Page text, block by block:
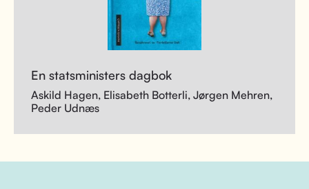
En statsministers dagbok
Askild Hagen, Elisabeth Botterli, Jørgen Mehren,
Peder Udnæs